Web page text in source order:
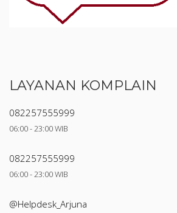
LAYANAN KOMPLAIN
082257555999
06:00 - 23:00 WIB
082257555999
06:00 - 23:00 WIB
@Helpdesk_Arjuna